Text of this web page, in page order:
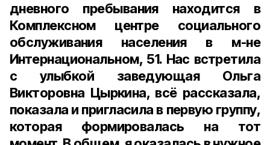
дневного пребывания находится в
Комплексном центре социального
обслуживания населения в м-не
Интернациональном, 51. Нас встретила
с улыбкой заведующая Ольга
Викторовна Цыркина, всё рассказала,
показала и пригласила в первую группу,
которая формировалась на тот